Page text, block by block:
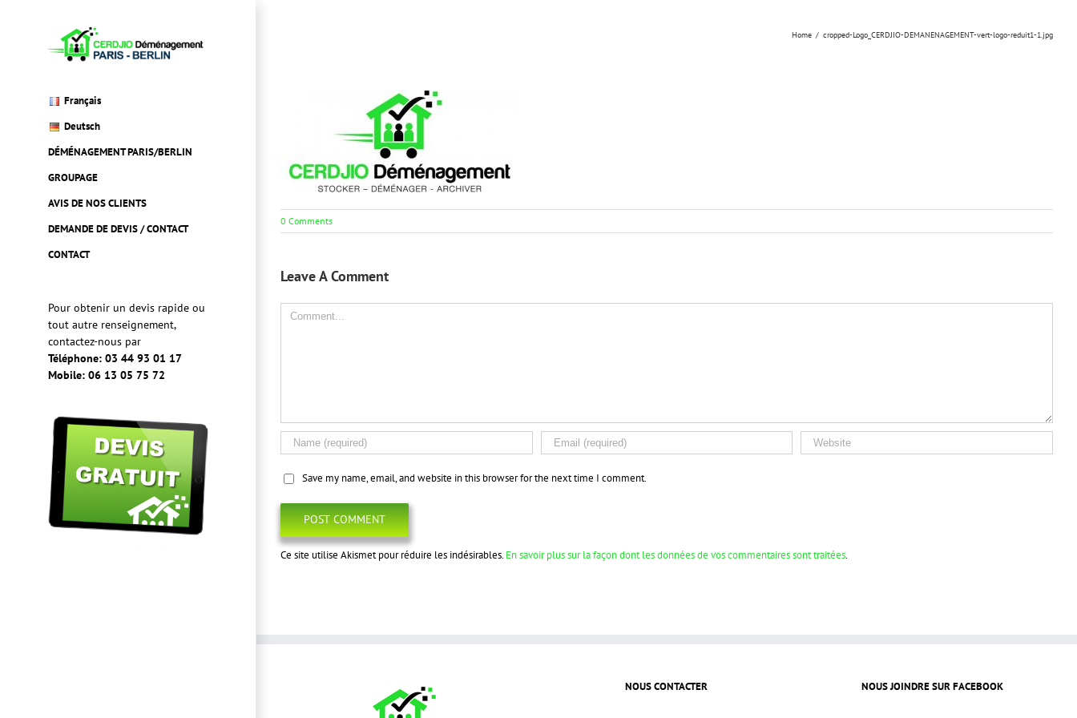
Français
Deutsch
DÉMÉNAGEMENT PARIS/BERLIN
GROUPAGE
AVIS DE NOS CLIENTS
DEMANDE DE DEVIS / CONTACT
CONTACT
Pour obtenir un devis rapide ou
tout autre renseignement,
contactez-nous par
Téléphone: 03 44 93 01 17
Mobile: 06 13 05 75 72
Home / cropped-Logo_CERDJIO-DEMANENAGEMENT-vert-logo-reduit1-1.jpg
0 Comments
Leave A Comment
Comment
Save my name, email, and website in this browser for the next time I comment.
Ce site utilise Akismet pour réduire les indésirables. En savoir plus sur la façon dont les données de vos commentaires sont traitées.
NOUS CONTACTER NOUS JOINDRE SUR FACEBOOK